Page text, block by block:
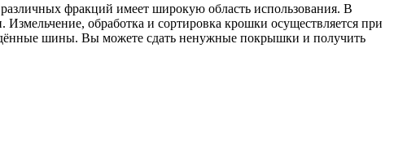
фракций имеет широкую область использования. В
обработка и сортировка крошки осуществляется при
шины. Вы можете сдать ненужные покрышки и получить